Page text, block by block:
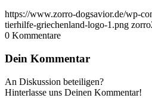
https://www.zorro-dogsavior.de/wp-
tierhilfe-griechenland-logo-1.png zorro
0 Kommentare
Dein Kommentar
An Diskussion beteiligen?
Hinterlasse uns Deinen Kommentar!